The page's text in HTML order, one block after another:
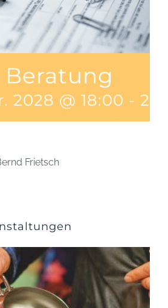
Beratung
2028 @ 18:00 -
Frietsch